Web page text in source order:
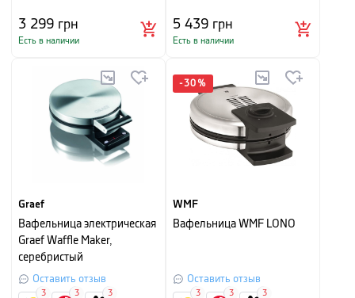
3 299 грн
Есть в наличии
5 439 грн
Есть в наличии
Graef
Вафельница электрическая
Graef Waffle Maker,
серебристый
Оставить отзыв
3 3 3
-30 %
WMF
Вафельница WMF LONO
Оставить отзыв
3 3 3